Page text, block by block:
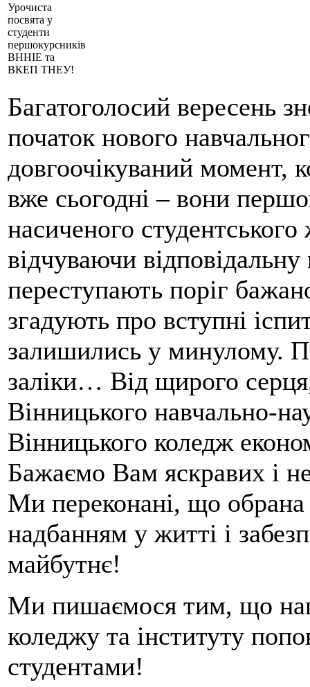
Урочиста
посвята у
студенти
першокурсників
ВННІЕ та
ВКЕП ТНЕУ!
Багатоголосий вересень
початок нового
довгоочікуваний момент,
вже сьогодні – вони
насиченого
відчуваючи
переступають поріг
згадують про вступні
залишились у минулому.
заліки… Від щирого
Вінницького навчально-
Вінницького коледж
Бажаємо Вам яскравих і
Ми переконані, що обрана
надбанням у житті і
майбутнє!
Ми пишаємося тим, що
коледжу та інституту
студентами!